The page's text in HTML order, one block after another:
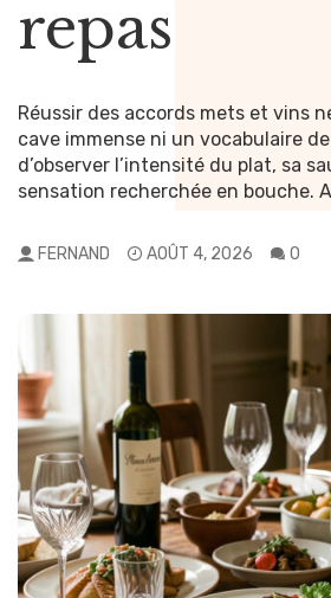
repas
Réussir des accords mets et vins
cave immense ni un vocabulaire
d’observer l’intensité du plat, sa
sensation recherchée en bouche.
FERNAND AOÛT 4, 2026 0
Pour un vigneron indépendant, la
domaine ou par expédition est bien
avec ceux qui boivent son vin. Les
FERNAND JUIL 28, 2026
agréable
l’année ?
Un repas en extérieur change tout,
restent inutilisés dès que les
que le vent se lève. La différence